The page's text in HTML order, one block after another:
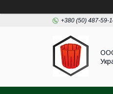
+380 (50) 487-59-